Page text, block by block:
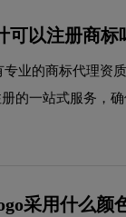
可以注册商标
业的商标代理资
的一站式服务，
采用什么颜